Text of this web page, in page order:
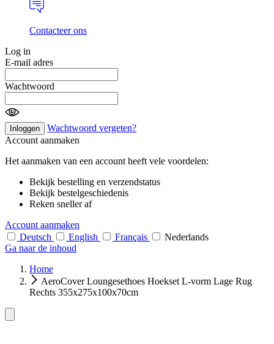
Contacteer ons
Log in
E-mail adres
Wachtwoord
Inloggen
Wachtwoord vergeten?
Account aanmaken
Het aanmaken van een account heeft vele voordelen:
Bekijk bestelling en verzendstatus
Bekijk bestelgeschiedenis
Reken sneller af
Account aanmaken
Deutsch
English Français
Nederlands
Ga naar de inhoud
Home
AeroCover Loungesethoes Hoekset L-vorm Lage Rug
Rechts 355x275x100x70cm